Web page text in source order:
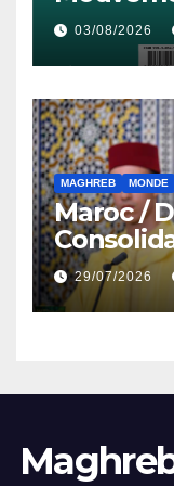
du Nord,
03/08/2026
MAGHREB MONDE
Maroc /
29/07/2026